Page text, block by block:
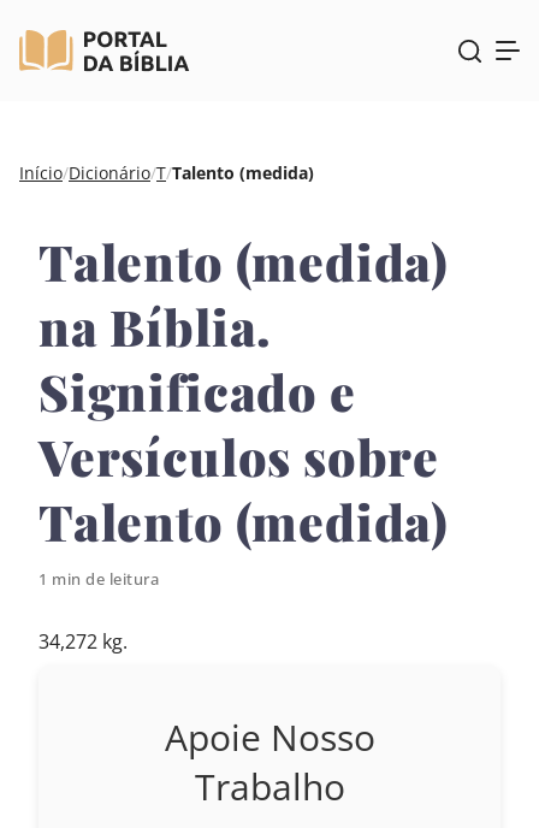
Pular
conteúdo
Início/Dicionário/T/Talento (medida)
Talento (medida)
na Bíblia.
Significado e
Versículos sobre
Talento (medida)
1 min de leitura
34,272 kg.
Apoie Nosso
Trabalho